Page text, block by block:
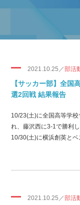
2021.10.25／部活
【サッカー部】全国
選2回戦 結果報告
10/23(土)に全国高等学
れ、藤沢西に3-1で勝利
10/30(土)に横浜創英と
2021.10.25／部活